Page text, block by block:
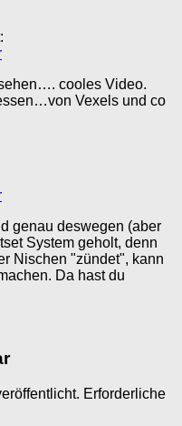
cooles Video.
Vexels und co
genau deswegen (aber
System geholt, denn
Nischen "zündet", kann
Da hast du
Erforderliche